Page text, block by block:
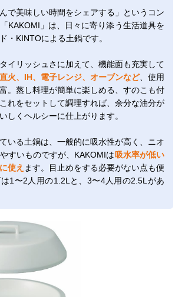
んで美味しい時間をシェアする」というコン
KAKOMI」は、日々に寄り添う生活道具を
・KINTOによる土鍋です。
イリッシュさに加えて、機能面も充実して
直火、IH、電子レンジ、オーブンなど、使用
。蒸し料理が簡単に楽しめる、すのこも付
れをセットして調理すれば、余分な油分が
しくヘルシーに仕上がります。
いる土鍋は、一般的に吸水性が高く、ニオ
すいものですが、KAKOMIは 吸水率が低い
使え ます。目止めをする必要がない点も便
1〜2人用の1.2Lと、3〜4人用の2.5Lがあ